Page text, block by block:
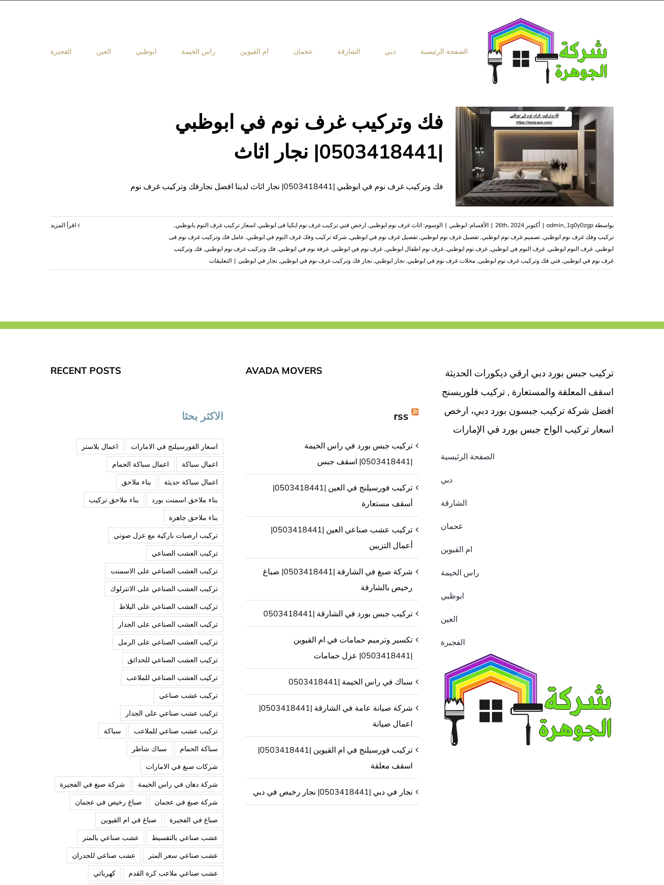
الصفحة الرئيسية دبي الشارقة عجمان ام القيوين راس الخيمة ابوظبي العين الفجيرة
فك وتركيب غرف نوم في ابوظبي
|0503418441| نجار اثاث
فك وتركيب غرف نوم في ابوظبي |0503418441| نجار اثاث لدينا افضل نجارفك وتركيب غرف نوم
بواسطة admin_1g0y0zgp
| أكتوبر 26th, 2024 | الأقسام: ابوظبي | الوسوم: اثاث غرف نوم ابوظبي, ارخص فني تركيب غرف نوم ايكيا فى ابوظبي, اسعار تركيب غرف النوم بابوظبي,
تركيب وفك غرف نوم ابوظبي, تصميم غرف نوم ابوظبي, تفصيل غرف نوم ابوظبي, تفصيل غرف نوم في ابوظبي, شركة تركيب وفك غرف النوم في ابوظبي, عامل فك وتركيب غرف نوم فى
ابوظبي, غرف النوم ابوظبي, غرف النوم في ابوظبي, غرف نوم ابوظبي, غرف نوم اطفال ابوظبي, غرف نوم في ابوظبي, غرفة نوم في ابوظبي, فك وتركيب غرف نوم ابوظبي, فك وتركيب
غرف نوم في ابوظبي, فني فك وتركيب غرف نوم ابوظبي, محلات غرف نوم في ابوظبي, نجار ابوظبي, نجار فك وتركيب غرف نوم في ابوظبي, نجار في ابوظبي | التعليقاتعلى
فك
ابوظبي
تركيب جبس بورد دبي ارقي ديكورات الحديثة
اسقف المعلقة والمستعارة , تركيب فلوريسنج
افضل شركة تركيب جبسون بورد دبي، ارخص
اسعار تركيب الواح جبس بورد في الإمارات
الصفحة الرئيسية
دبي
الشارقة
عجمان
ام القيوين
راس الخيمة
ابوظبي
العين
الفجيرة
AVADA MOVERS
rss
تركيب جبس بورد في راس الخيمة
|0503418441| اسقف جبس
تركيب فورسيلنج في العين |0503418441|
أسقف مستعارة
تركيب عشب صناعي العين |0503418441|
أعمال التزيين
شركة صبغ في الشارقة |0503418441| صباغ
رخيص بالشارقة
تركيب جبس بورد في الشارقة |0503418441
تكسير وترميم حمامات في ام القيوين
|0503418441| عزل حمامات
سباك في راس الخيمة |0503418441
شركة صيانة عامة في الشارقة |0503418441|
اعمال صيانة
تركيب فورسيلنج في ام القيوين |0503418441|
اسقف معلقة
نجار في دبي |0503418441| نجار رخيص في دبي
RECENT POSTS
الاكثر بحثا
اسعار الفورسيلنج في الامارات
اعمال بلاستر
اعمال سباكة
اعمال سباكة الحمام
اعمال سباكة حديثة
بناء ملاحق
بناء ملاحق اسمنت بورد
بناء ملاحق تركيب
بناء ملاحق جاهزة
تركيب ارضيات باركية مع عزل صوتي
تركيب العشب الصناعي
تركيب العشب الصناعي على الاسمنت
تركيب العشب الصناعي على الانترلوك
تركيب العشب الصناعي على البلاط
تركيب العشب الصناعي على الجدار
تركيب العشب الصناعي على الرمل
تركيب العشب الصناعي للحدائق
تركيب العشب الصناعي للملاعب
تركيب عشب صناعي
تركيب عشب صناعي على الجدار
تركيب عشب صناعي للملاعب
سباكة
سباكة الحمام
سباك شاطر
شركات صبغ في الامارات
شركة دهان في راس الخيمة
شركة صبغ في الفجيرة
شركة صبغ في عجمان
صباغ رخيص في عجمان
صباغ في الفجيرة
صباغ في ام القيوين
عشب صناعي بالتقسيط
عشب صناعي بالمتر
عشب صناعي سعر المتر
عشب صناعي للجدران
عشب صناعي ملاعب كرة القدم
كهربائي